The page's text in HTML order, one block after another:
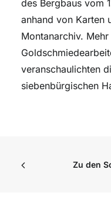
des Bergbaus vom
anhand von Karten
Montanarchiv.
veranschaulichten
siebenbürgischen
Zu den